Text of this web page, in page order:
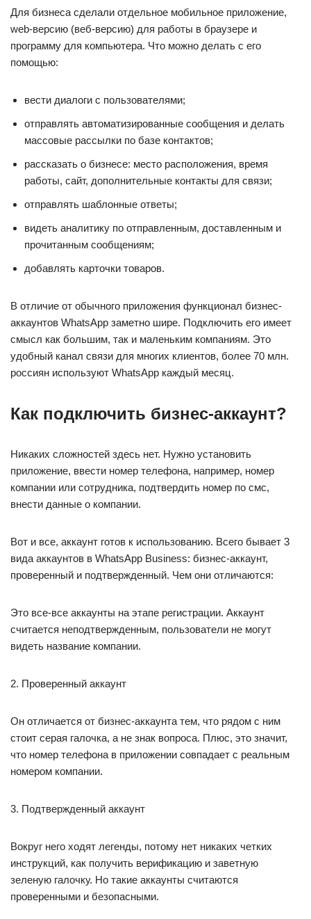
Для бизнеса сделали отдельное мобильное приложение,
web-версию (веб-версию) для работы в браузере и
программу для компьютера. Что можно делать с его
помощью:
вести диалоги с пользователями;
отправлять автоматизированные сообщения и делать
массовые рассылки по базе контактов;
рассказать о бизнесе: место расположения, время
работы, сайт, дополнительные контакты для связи;
отправлять шаблонные ответы;
видеть аналитику по отправленным, доставленным и
прочитанным сообщениям;
добавлять карточки товаров.
В отличие от обычного приложения функционал бизнес-
аккаунтов WhatsApp заметно шире. Подключить его имеет
смысл как большим, так и маленьким компаниям. Это
удобный канал связи для многих клиентов, более 70 млн.
россиян используют WhatsApp каждый месяц.
Как подключить бизнес-аккаунт?
Никаких сложностей здесь нет. Нужно установить
приложение, ввести номер телефона, например, номер
компании или сотрудника, подтвердить номер по смс,
внести данные о компании.
Вот и все, аккаунт готов к использованию. Всего бывает 3
вида аккаунтов в WhatsApp Business: бизнес-аккаунт,
проверенный и подтвержденный. Чем они отличаются:
Это все-все аккаунты на этапе регистрации. Аккаунт
считается неподтвержденным, пользователи не могут
видеть название компании.
2. Проверенный аккаунт
Он отличается от бизнес-аккаунта тем, что рядом с ним
стоит серая галочка, а не знак вопроса. Плюс, это значит,
что номер телефона в приложении совпадает с реальным
номером компании.
3. Подтвержденный аккаунт
Вокруг него ходят легенды, потому нет никаких четких
инструкций, как получить верификацию и заветную
зеленую галочку. Но такие аккаунты считаются
проверенными и безопасными.